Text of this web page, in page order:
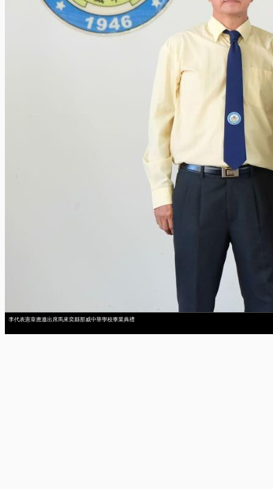
李代表憲章應邀出席馬來奕縣那威中華學校畢業典禮